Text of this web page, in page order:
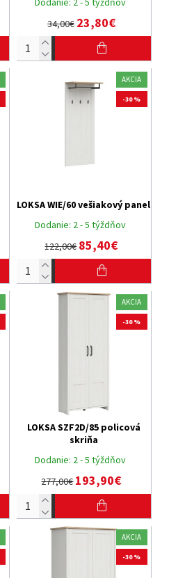
34,00€ 23,80€
AKCIA
-30 %
Dodanie: 2 - 5 týždňov
LOKSA WIE/60 vešiakový panel
122,00€85,40€
AKCIA
-30 %
Dodanie: 2 - 5 týždňov
LOKSA SZF2D/85 policová
skriňa
277,00€193,90€
AKCIA
-30 %